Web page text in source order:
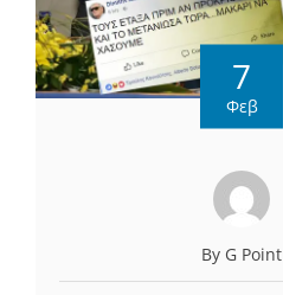
7
Φεβ
By G Point